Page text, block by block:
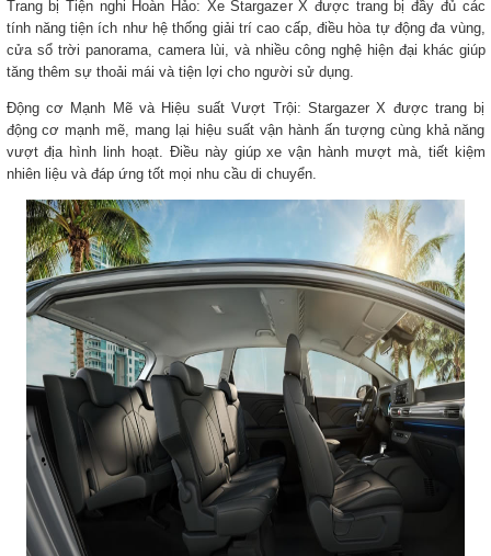
Trang bị Tiện nghi Hoàn Hảo: Xe Stargazer X được trang bị đầy đủ các
tính năng tiện ích như hệ thống giải trí cao cấp, điều hòa tự động đa vùng,
cửa sổ trời panorama, camera lùi, và nhiều công nghệ hiện đại khác giúp
tăng thêm sự thoải mái và tiện lợi cho người sử dụng.
Động cơ Mạnh Mẽ và Hiệu suất Vượt Trội: Stargazer X được trang bị
động cơ mạnh mẽ, mang lại hiệu suất vận hành ấn tượng cùng khả năng
vượt địa hình linh hoạt. Điều này giúp xe vận hành mượt mà, tiết kiệm
nhiên liệu và đáp ứng tốt mọi nhu cầu di chuyển.